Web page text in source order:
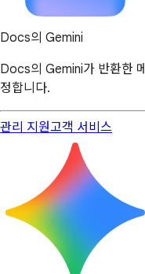
Docs의 Gemini
Docs의 Gemini가 반환한
정합니다.
관리 지원고객 서비스